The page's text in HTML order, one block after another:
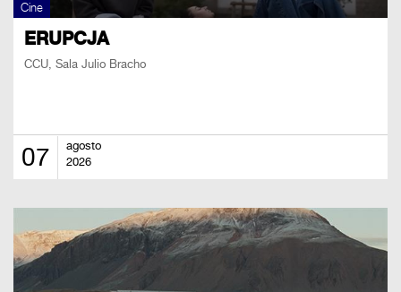
Cine
ERUPCJA
CCU, Sala Julio Bracho
07
agosto
2026